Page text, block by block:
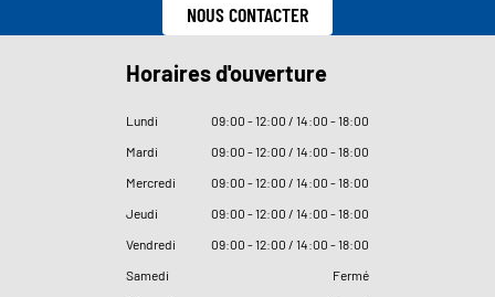
NOUS CONTACTER
Horaires d'ouverture
Lundi 09:00 - 12:00 / 14:00 - 18:00
Mardi
09:00 - 12:00 / 14:00 - 18:00
Mercredi
09:00 - 12:00 / 14:00 - 18:00
Jeudi
09:00 - 12:00 / 14:00 - 18:00
Vendredi
09:00 - 12:00 / 14:00 - 18:00
Samedi
Fermé